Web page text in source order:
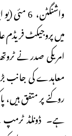
میں پروجیکٹ فریڈم
امریکی صدر نے
معاہدے کی جانب
روکنے پر متفق ہیں،
ہے۔ ڈونلڈ ٹرمپ